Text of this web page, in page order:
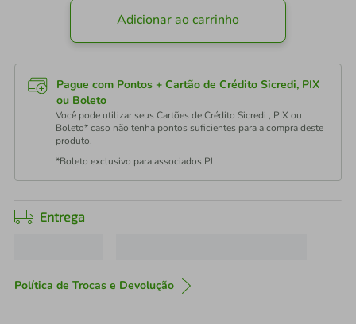
Adicionar ao carrinho
Pague com Pontos + Cartão de Crédito Sicredi, PIX
ou Boleto
Você pode utilizar seus Cartões de Crédito Sicredi , PIX ou
Boleto* caso não tenha pontos suficientes para a compra deste
produto.
*Boleto exclusivo para associados PJ
Entrega
Política de Trocas e Devolução